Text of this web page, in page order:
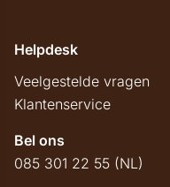
Helpdesk
Veelgestelde vragen
Klantenservice
Bel ons
085 301 22 55 (NL)